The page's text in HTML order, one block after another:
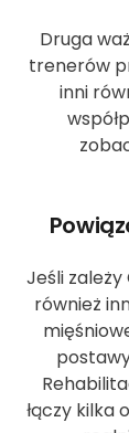
Druga
trenerów
inni
Jeśli
również
łączy kilka